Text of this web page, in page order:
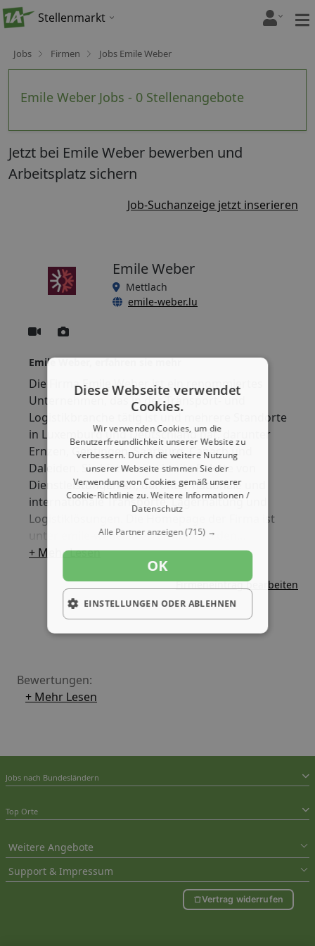
Stellenmarkt
Jobs Firmen Jobs Emile Weber
Emile Weber Jobs - 0 Stellenangebote
Jetzt bei Emile Weber bewerben und
Arbeitsplatz sichern
Job-Suchanzeige jetzt inserieren
Emile Weber
Mettlach
emile-weber.lu
Emile Weber, erfahren sie mehr
Die Firma Emile Weber ist ein renommiertes
Unternehmen, das in der Transport- und
Logistikbranche tätig ist und mehrere Standorte
in Luxemburg und Deutschland hat, darunter
Ernzen, Gentingen, Saarburg, Canach und
Daleiden. Sie bieten eine breite Palette von
Dienstleistungen an, darunter nationale und
internationale Transporte, Lagerhaltung und
Logistiklösungen. Die Homepage der Firma ist
unter emile-weber.lu erreichbar. Zu den
wichtigsten Berufsgruppen, die bei Emile Weber
beschäftigt sind, gehören Berufskraftfahrer,
Logistiker, Lagerarbeiter und
Verwaltungsangestellte. Das Unternehmen legt
besonderen Wert auf Qualität und
Kundenzufriedenheit.
+ Mehr Lesen
Firmeneintrag bearbeiten
Bewertungen:
+ Mehr Lesen
Jobs nach Bundesländern
Top Orte
Weitere Angebote
Support & Impressum
Vertrag widerrufen
Diese Webseite verwendet
Cookies.
Wir verwenden Cookies, um die
Benutzerfreundlichkeit unserer Website zu
verbessern. Durch die weitere Nutzung
unserer Webseite stimmen Sie der
Verwendung von Cookies gemäß unserer
Cookie-Richtlinie zu.Weitere Informationen /
Datenschutz
Alle Partner anzeigen(715) →
OK
EINSTELLUNGEN ODER ABLEHNEN